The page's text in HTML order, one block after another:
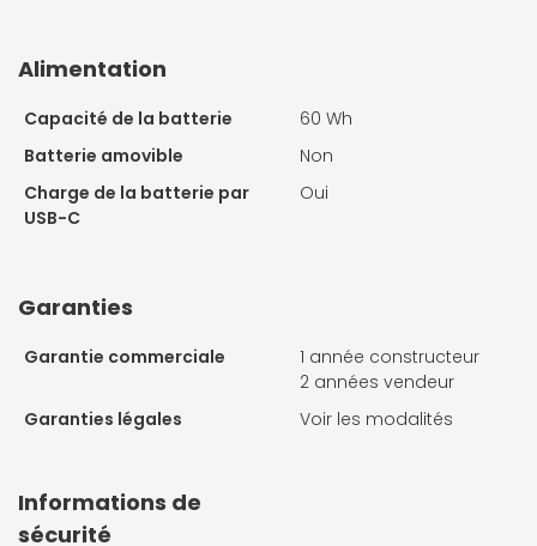
Alimentation
Capacité de la batterie
60 Wh
Batterie amovible
Non
Charge de la batterie par
USB-C
Oui
Garanties
Garantie commerciale
1 année constructeur
2 années vendeur
Garanties légales
Voir les modalités
Informations de
sécurité